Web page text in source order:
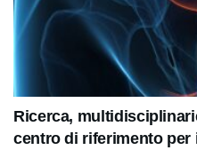
Ricerca,
centro di riferimento per